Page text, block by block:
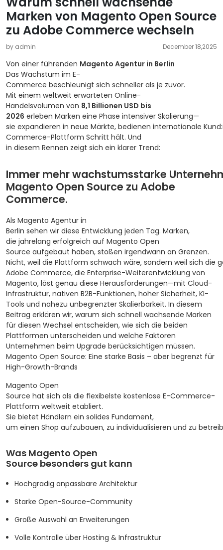
Marken von Magento Open Source
zu Adobe Commerce wechseln
by admin December 18,2025
Von einer führenden Magento Agentur in Berlin
Das Wachstum im E-
Commerce beschleunigt sich schneller als je zuvor.
Mit einem weltweit erwarteten Online-
Handelsvolumen von 8,1 Billionen USD bis
2026 erleben Marken eine Phase intensiver Skalierung—
sie expandieren in neue Märkte, bedienen internationale
Commerce-Plattform Schritt hält. Und
in diesem Rennen zeigt sich ein klarer Trend:
Immer mehr wachstumsstarke
Magento Open Source zu Adobe
Commerce.
Als Magento Agentur in
Berlin sehen wir diese Entwicklung jeden Tag. Marken,
die jahrelang erfolgreich auf Magento Open
Source aufgebaut haben, stoßen irgendwann an Grenzen.
Nicht, weil die Plattform schwach wäre, sondern weil sich
Adobe Commerce, die Enterprise-Weiterentwicklung von
Magento, löst genau diese Herausforderungen—mit Cloud-
Infrastruktur, nativen B2B-Funktionen, hoher Sicherheit, KI-
Tools und nahezu unbegrenzter Skalierbarkeit. In diesem
Beitrag erklären wir, warum sich schnell wachsende Marken
für diesen Wechsel entscheiden, wie sich die beiden
Plattformen unterscheiden und welche Faktoren
Unternehmen beim Upgrade berücksichtigen müssen.
Magento Open Source: Eine starke Basis – aber begrenzt für
High-Growth-Brands
Magento Open
Source hat sich als die flexibelste kostenlose E-Commerce-
Plattform weltweit etabliert.
Sie bietet Händlern ein solides Fundament,
um einen Shop aufzubauen, zu individualisieren und zu
Was Magento Open
Source besonders gut kann
Hochgradig anpassbare Architektur
Starke Open-Source-Community
Große Auswahl an Erweiterungen
Volle Kontrolle über Hosting & Infrastruktur